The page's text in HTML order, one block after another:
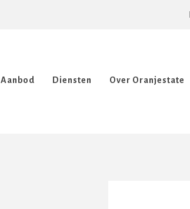
Aanbod Diensten Over Oranjestate